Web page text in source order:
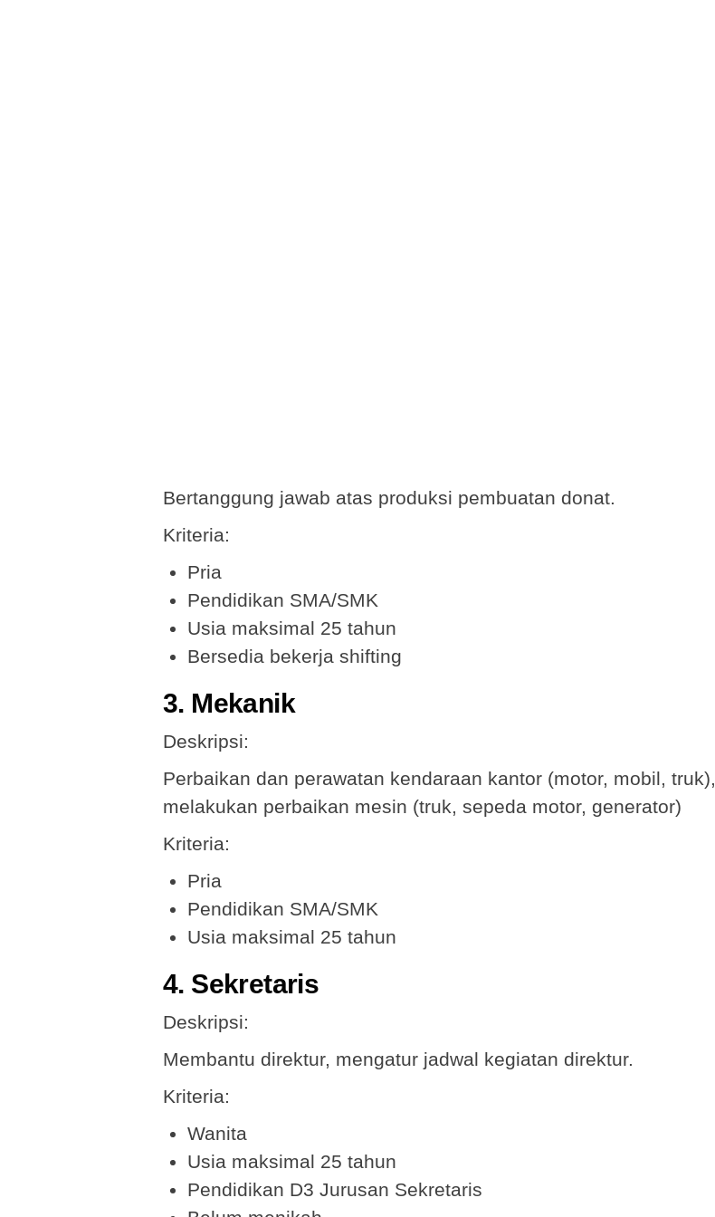
Bertanggung jawab atas produksi pembuatan donat.
Kriteria:
Pria
Pendidikan SMA/SMK
Usia maksimal 25 tahun
Bersedia bekerja shifting
3. Mekanik
Deskripsi:
Perbaikan dan perawatan kendaraan kantor (motor, mobil, truk),
melakukan perbaikan mesin (truk, sepeda motor, generator)
Kriteria:
Pria
Pendidikan SMA/SMK
Usia maksimal 25 tahun
4. Sekretaris
Deskripsi:
Membantu direktur, mengatur jadwal kegiatan direktur.
Kriteria:
Wanita
Usia maksimal 25 tahun
Pendidikan D3 Jurusan Sekretaris